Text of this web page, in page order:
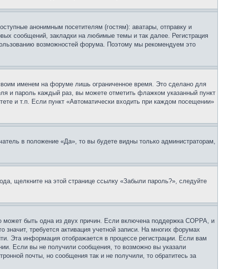
анонимным посетителям (гостям): аватары, отправку и
сообщений, закладки на любимые темы и так далее. Регистрация
возможностей форума. Поэтому мы рекомендуем это
именем на форуме лишь ограниченное время. Это сделано для
и пароль каждый раз, вы можете отметить флажком указанный пункт
и т.п. Если пункт «Автоматически входить при каждом посещении»
в положение «Да», то вы будете видны только администраторам,
щелкните на этой странице ссылку «Забыли пароль?», следуйте
быть одна из двух причин. Если включена поддержка COPPA, и
требуется активация учетной записи. На многих форумах
Эта информация отображается в процессе регистрации. Если вам
Если вы не получили сообщения, то возможно вы указали
почты, но сообщения так и не получили, то обратитесь за